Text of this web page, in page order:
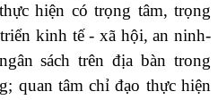
hiện có trọng tâm, trọng
kinh tế - xã hội, an ninh-
sách trên địa bàn trong
quan tâm chỉ đạo thực hiện